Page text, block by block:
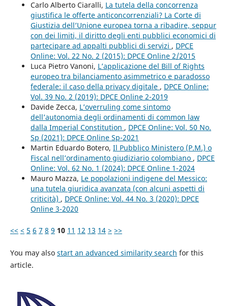
Carlo Alberto Ciaralli, La tutela della concorrenza
giustifica le offerte anticoncorrenziali? La Corte di
Giustizia dell’Unione europea torna a ribadire, seppur
con dei limiti, il diritto degli enti pubblici economici di
partecipare ad appalti pubblici di servizi , DPCE
Online: Vol. 22 No. 2 (2015): DPCE Online 2/2015
Luca Pietro Vanoni, L’applicazione del Bill of Rights
europeo tra bilanciamento asimmetrico e paradosso
federale: il caso della privacy digitale , DPCE Online:
Vol. 39 No. 2 (2019): DPCE Online 2-2019
Davide Zecca, L’overruling come sintomo
dell’autonomia degli ordinamenti di common law
dalla Imperial Constitution , DPCE Online: Vol. 50 No.
Sp (2021): DPCE Online Sp-2021
Martin Eduardo Botero, Il Pubblico Ministero (P.M.) o
Fiscal nell’ordinamento giudiziario colombiano , DPCE
Online: Vol. 62 No. 1 (2024): DPCE Online 1-2024
Mauro Mazza, Le popolazioni indigene del Messico:
una tutela giuridica avanzata (con alcuni aspetti di
criticità) , DPCE Online: Vol. 44 No. 3 (2020): DPCE
Online 3-2020
<< < 5 6 7 8 9 10 11 12 13 14 > >>
You may also start an advanced similarity search for this
article.